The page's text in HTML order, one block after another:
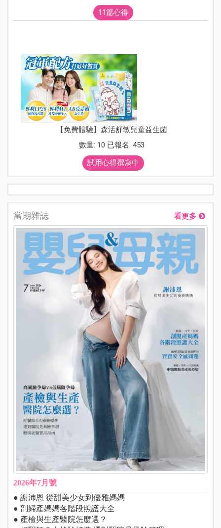
11篇心得
【免費體驗】森活舒敏兒童益生菌
數量: 10 已報名: 453
試用心得撰寫中
當期雜誌 看更多
2026年7月號
● 謝沛恩 從甜美少女到優雅媽媽
● 剖婦產媽媽各階段照護大全
● 產檢與生產醫院怎麼選？